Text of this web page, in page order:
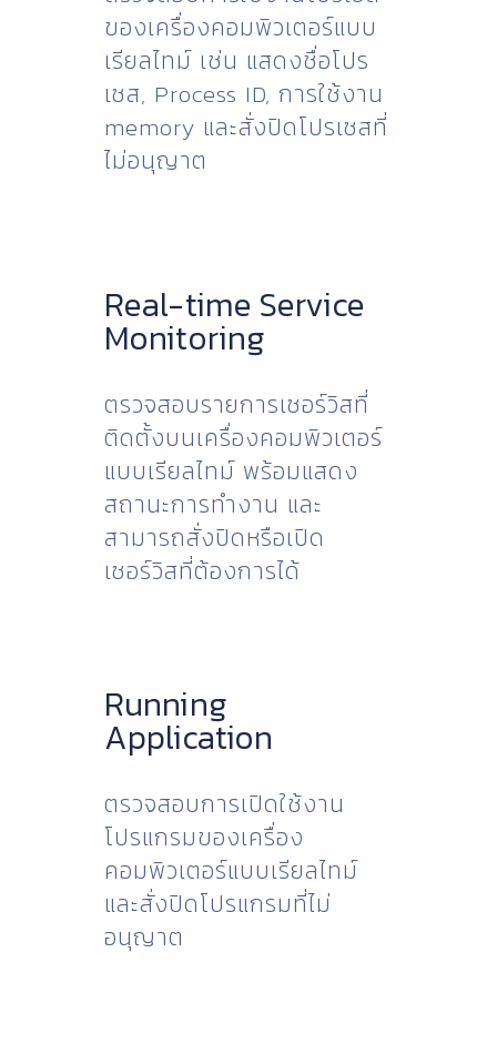
ของเครื่องคอมพิวเตอร์แบบ
เรียลไทม์ เช่น แสดงชื่อโปร
เซส, Process ID, การใช้งาน
memory และสั่งปิดโปรเซสที่
ไม่อนุญาต
Real-time Service
Monitoring
ตรวจสอบรายการเซอร์วิสที่
ติดตั้งบนเครื่องคอมพิวเตอร์
แบบเรียลไทม์ พร้อมแสดง
สถานะการทำงาน และ
สามารถสั่งปิดหรือเปิด
เซอร์วิสที่ต้องการได้
Running
Application
ตรวจสอบการเปิดใช้งาน
โปรแกรมของเครื่อง
คอมพิวเตอร์แบบเรียลไทม์
และสั่งปิดโปรแกรมที่ไม่
อนุญาต